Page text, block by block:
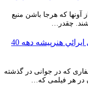
که هرجا باشن منبع
چقدر…
حسن غفاري ايرائي هنرپيشه دهه 40
که در جوانی در گذشته
در هر فیلمی که…